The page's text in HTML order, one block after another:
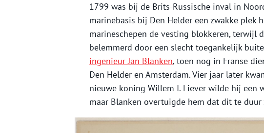
1799 was bij de Brits-Russische inval in
marinebasis bij Den Helder een zwakke plek
marineschepen de vesting blokkeren, terwijl
belemmerd door een slecht toegankelijk
ingenieur Jan Blanken, toen nog in Franse
Den Helder en Amsterdam. Vier jaar later
nieuwe koning Willem I. Liever wilde hij een
maar Blanken overtuigde hem dat dit te duur